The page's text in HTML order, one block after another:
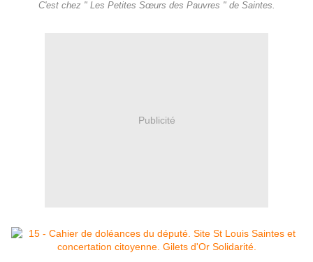
C'est chez " Les Petites Sœurs des Pauvres " de Saintes.
Publicité